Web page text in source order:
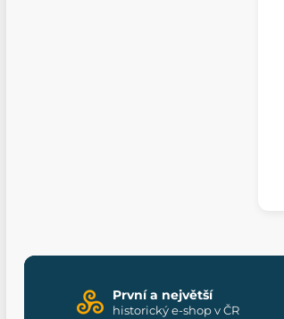
První a největší
historický e-shop v ČR